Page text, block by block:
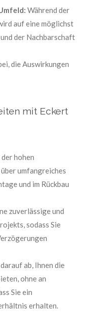
Während der
auf eine möglichst
der Nachbarschaft
die Auswirkungen
mit Eckert
hohen
über umfangreiches
und im Rückbau
zuverlässige und
sodass Sie
ab, Ihnen die
ohne an
Sie ein
erhalten.